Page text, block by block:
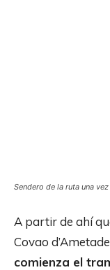
Sendero de la ruta una
A partir de ahí
Covao
comienza el